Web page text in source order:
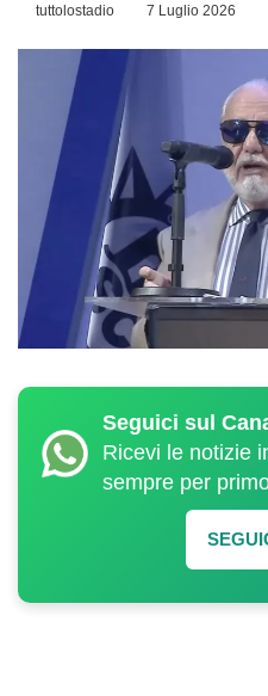
tuttolostadio 7 Luglio 2026
Seguici sul
Ricevi le notizie
sempre per